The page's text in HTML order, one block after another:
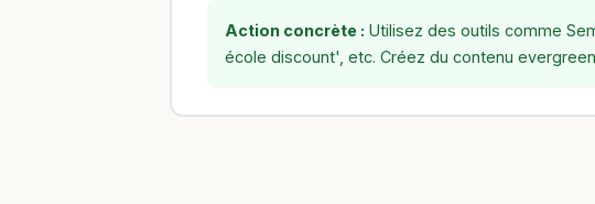
Action concrète : Utilisez des outils comme
école discount', etc. Créez du contenu